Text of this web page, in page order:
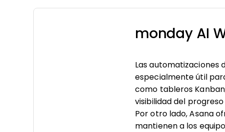
monday AI
Las automatizaciones
especialmente útil
como tableros
visibilidad del
Por otro lado, Asana
mantienen a los